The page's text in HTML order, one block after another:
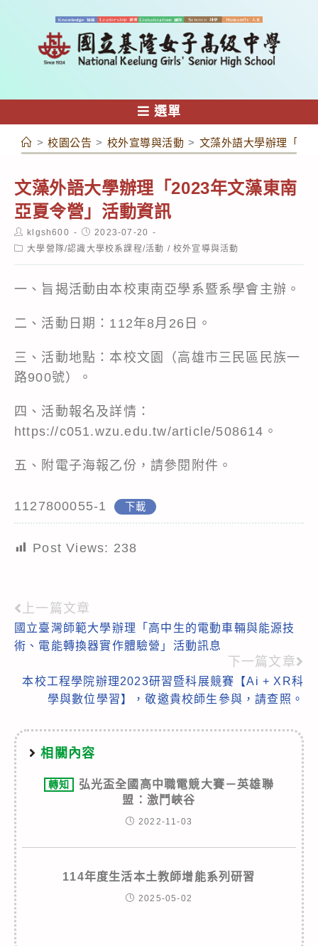
容
選單
> 校園公告 > 校外宣導與活動 > 文藻外語大學辦理「
文藻外語大學辦理「2023年文藻東南
亞夏令營」活動資訊
Post
author:
klgsh600
Post
published:
2023-07-20
Post大學營隊/認識大學校系課程/活動 / 校外宣導與活動
一、旨揭活動由本校東南亞學系暨系學會主辦。
二、活動日期：112年8月26日。
三、活動地點：本校文園（高雄市三民區民族一
路900號）。
四、活動報名及詳情：
https://c051.wzu.edu.tw/article/508614 。
五、附電子海報乙份，請參閱附件。
1127800055-1 下載
Post Views: 238
Read
more
上一篇文章
國立臺灣師範大學辦理「高中生的電動車輛與能源技
術、電能轉換器實作體驗營」活動訊息
下一篇文章
本校工程學院辦理2023研習暨科展競賽【Ai + XR科
學與數位學習】，敬邀貴校師生參與，請查照。
相關內容
轉知
弘光盃全國高中職電競大賽－英雄聯
盟：激鬥峽谷
2022-11-03
114年度生活本土教師增能系列研習
2025-05-02